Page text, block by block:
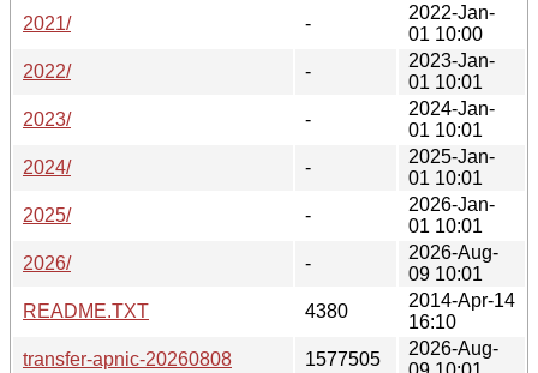
2021/
-
2022-Jan-
01 10:00
2022/
-
2023-Jan-
01 10:01
2023/
-
2024-Jan-
01 10:01
2024/
-
2025-Jan-
01 10:01
2025/
-
2026-Jan-
01 10:01
2026/
-
2026-Aug-
09 10:01
README.TXT
4380
2014-Apr-14
16:10
transfer-apnic-20260808
1577505
2026-Aug-